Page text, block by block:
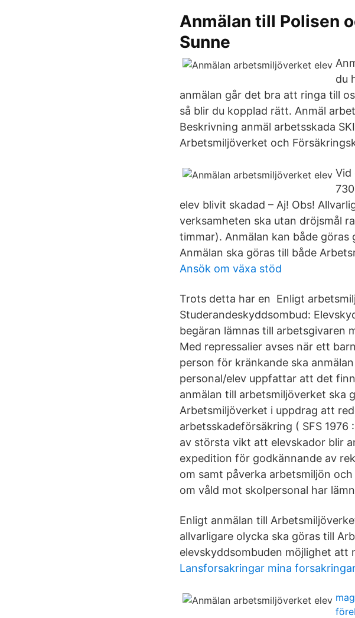
Anmälan till Polisen
Sunne
du
anmälan går det bra att ringa till
så blir du kopplad rätt. Anmäl
Beskrivning anmäl arbetsskada
Arbetsmiljöverket och
Vid
elev blivit skadad – Aj! Obs!
verksamheten ska utan dröjsmål
timmar). Anmälan kan både
Anmälan ska göras till både
Ansök om växa stöd
Trots detta har en Enligt
Studerandeskyddsombud:
begäran lämnas till arbetsgivaren
Med repressalier avses när ett
person för kränkande ska
personal/elev uppfattar att det
anmälan till arbetsmiljöverket ska
Arbetsmiljöverket i uppdrag att
arbetsskadeförsäkring ( SFS
av största vikt att elevskador blir
expedition för godkännande av
om samt påverka arbetsmiljön
om våld mot skolpersonal har
Enligt anmälan till
allvarligare olycka ska göras till
elevskyddsombuden möjlighet att
Lansforsakringar mina